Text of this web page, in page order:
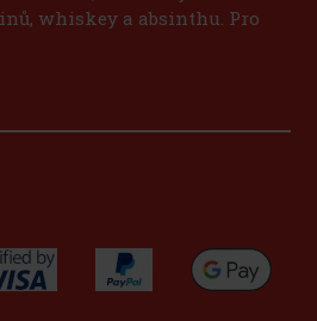
whiskey a absinthu. Pro